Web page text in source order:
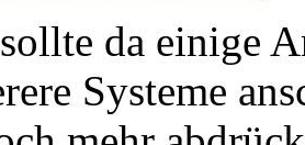
da einige
Systeme